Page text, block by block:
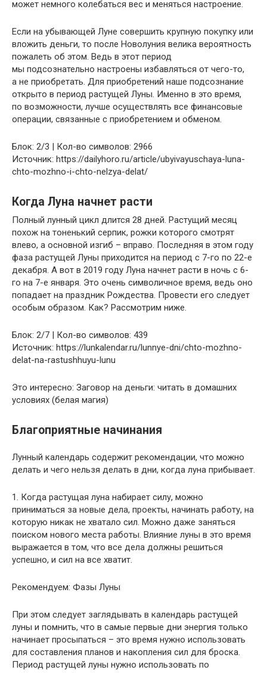
может немного колебаться вес и меняться настроение.
Если на убывающей Луне совершить крупную покупку или
вложить деньги, то после Новолуния велика вероятность
пожалеть об этом. Ведь в этот период
мы подсознательно настроены избавляться от чего-то,
а не приобретать. Для приобретений наше подсознание
открыто в период растущей Луны. Именно в это время,
по возможности, лучше осуществлять все финансовые
операции, связанные с приобретением и обменом.
Блок: 2/3 | Кол-во символов: 2966
Источник: https://dailyhoro.ru/article/ubyivayuschaya-luna-
chto-mozhno-i-chto-nelzya-delat/
Когда Луна начнет расти
Полный лунный цикл длится 28 дней. Растущий месяц
похож на тоненький серпик, рожки которого смотрят
влево, а основной изгиб – вправо. Последняя в этом году
фаза растущей Луны приходится на период с 7-го по 22-е
декабря. А вот в 2019 году Луна начнет расти в ночь с 6-
го на 7-е января. Это очень символичное время, ведь оно
попадает на праздник Рождества. Провести его следует
особым образом. Как? Рассмотрим ниже.
Блок: 2/7 | Кол-во символов: 439
Источник: https://lunkalendar.ru/lunnye-dni/chto-mozhno-
delat-na-rastushhuyu-lunu
Это интересно: Заговор на деньги: читать в домашних
условиях (белая магия)
Благоприятные начинания
Лунный календарь содержит рекомендации, что можно
делать и чего нельзя делать в дни, когда луна прибывает.
1. Когда растущая луна набирает силу, можно
приниматься за новые дела, проекты, начинать работу, на
которую никак не хватало сил. Можно даже заняться
поиском нового места работы. Влияние луны в это время
выражается в том, что все дела должны решиться
успешно, и сил на все хватит.
Рекомендуем: Фазы Луны
При этом следует заглядывать в календарь растущей
луны и помнить, что в самые первые дни энергия только
начинает просыпаться – это время нужно использовать
для составления планов и накопления сил для броска.
Период растущей луны нужно использовать по